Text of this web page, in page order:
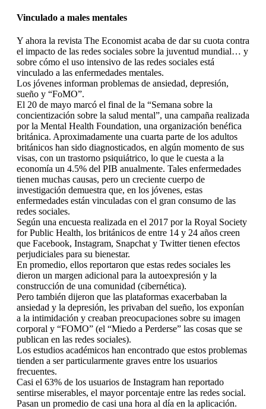
Vinculado a males mentales
Y ahora la revista The Economist acaba de dar su cuota contra
el impacto de las redes sociales sobre la juventud mundial… y
sobre cómo el uso intensivo de las redes sociales está
vinculado a las enfermedades mentales.
Los jóvenes informan problemas de ansiedad, depresión,
sueño y “FoMO”.
El 20 de mayo marcó el final de la “Semana sobre la
concientización sobre la salud mental”, una campaña realizada
por la Mental Health Foundation, una organización benéfica
británica. Aproximadamente una cuarta parte de los adultos
británicos han sido diagnosticados, en algún momento de sus
visas, con un trastorno psiquiátrico, lo que le cuesta a la
economía un 4.5% del PIB anualmente. Tales enfermedades
tienen muchas causas, pero un creciente cuerpo de
investigación demuestra que, en los jóvenes, estas
enfermedades están vinculadas con el gran consumo de las
redes sociales.
Según una encuesta realizada en el 2017 por la Royal Society
for Public Health, los británicos de entre 14 y 24 años creen
que Facebook, Instagram, Snapchat y Twitter tienen efectos
perjudiciales para su bienestar.
En promedio, ellos reportaron que estas redes sociales les
dieron un margen adicional para la autoexpresión y la
construcción de una comunidad (cibernética).
Pero también dijeron que las plataformas exacerbaban la
ansiedad y la depresión, les privaban del sueño, los exponían
a la intimidación y creaban preocupaciones sobre su imagen
corporal y “FOMO” (el “Miedo a Perderse” las cosas que se
publican en las redes sociales).
Los estudios académicos han encontrado que estos problemas
tienden a ser particularmente graves entre los usuarios
frecuentes.
Casi el 63% de los usuarios de Instagram han reportado
sentirse miserables, el mayor porcentaje entre las redes social.
Pasan un promedio de casi una hora al día en la aplicación.